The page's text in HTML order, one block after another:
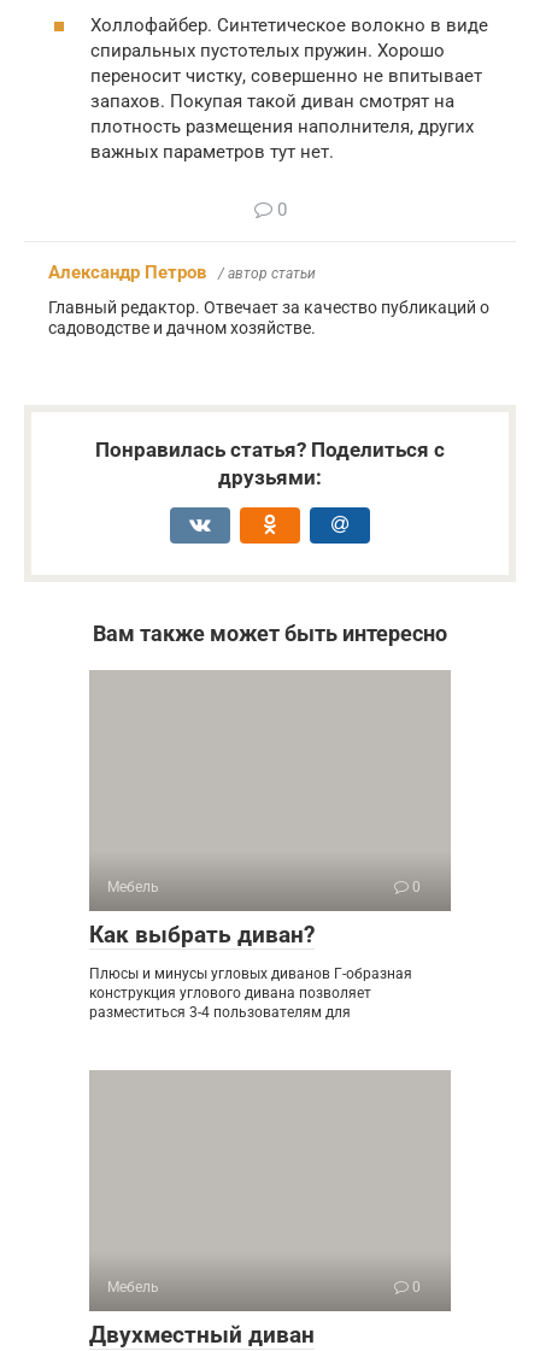
Холлофайбер. Синтетическое волокно в виде
спиральных пустотелых пружин. Хорошо
переносит чистку, совершенно не впитывает
запахов. Покупая такой диван смотрят на
плотность размещения наполнителя, других
важных параметров тут нет.
0
Александр Петров / автор статьи
Главный редактор. Отвечает за качество публикаций о
садоводстве и дачном хозяйстве.
Понравилась статья? Поделиться с
друзьями:
Вам также может быть интересно
Мебель 0
Как выбрать диван?
Плюсы и минусы угловых диванов Г-образная
конструкция углового дивана позволяет
разместиться 3-4 пользователям для
Мебель 0
Двухместный диван